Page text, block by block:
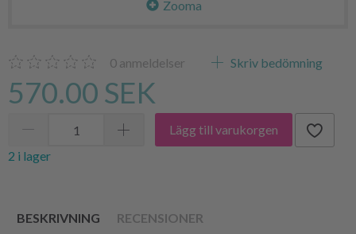
Zooma
0 anmeldelser Skriv bedömning
570.00 SEK
Lägg till varukorgen
2 i lager
BESKRIVNING RECENSIONER